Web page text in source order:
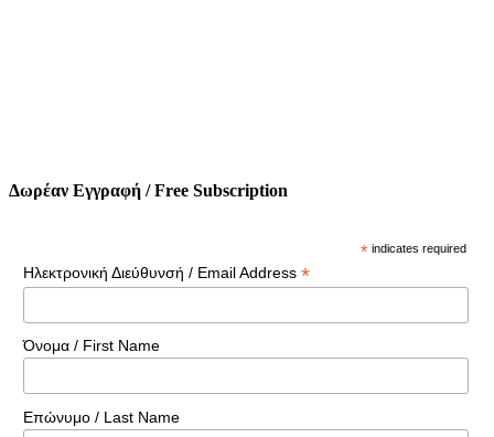
Δωρέαν Εγγραφή / Free Subscription
* indicates required
Ηλεκτρονική Διεύθυνσή / Email Address *
Όνομα / First Name
Επώνυμο / Last Name